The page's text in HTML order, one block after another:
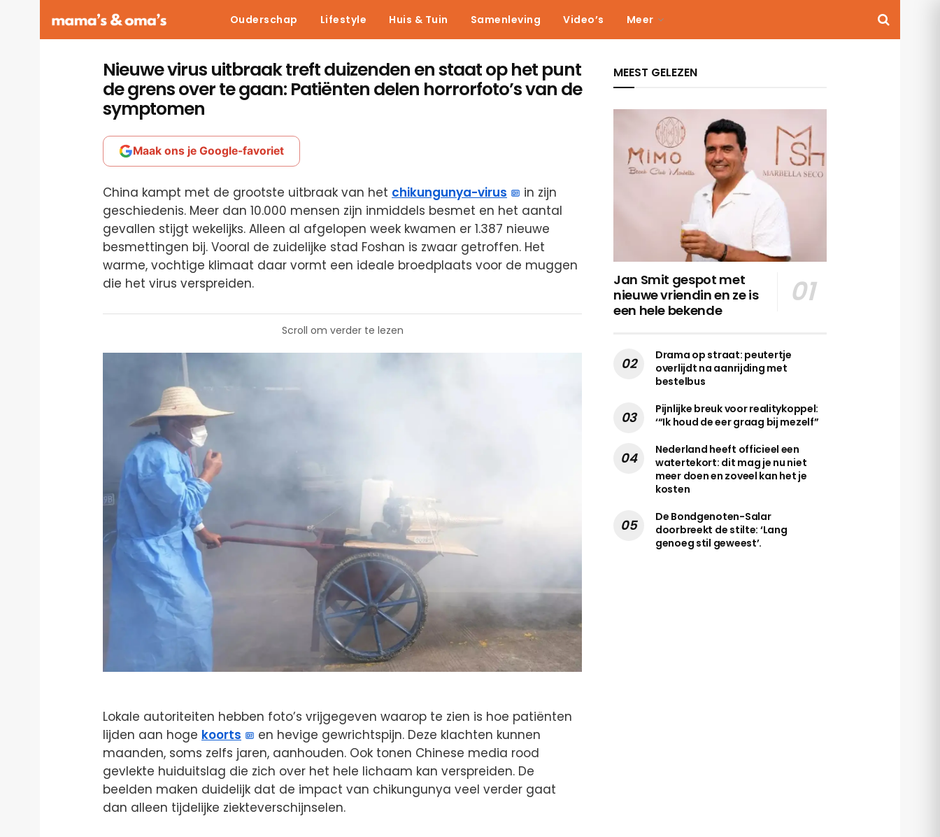
Ouderschap Lifestyle Huis & Tuin Samenleving Video’s Meer
Nieuwe virus uitbraak treft duizenden en staat op het punt
de grens over te gaan: Patiënten delen horrorfoto’s van de
symptomen
Maak ons je Google-favoriet
China kampt met de grootste uitbraak van het chikungunya-virus
in zijn
geschiedenis. Meer dan 10.000 mensen zijn inmiddels besmet en het aantal
gevallen stijgt wekelijks. Alleen al afgelopen week kwamen er 1.387 nieuwe
besmettingen bij. Vooral de zuidelijke stad Foshan is zwaar getroffen. Het
warme, vochtige klimaat daar vormt een ideale broedplaats voor de muggen
die het virus verspreiden.
Scroll om verder te lezen
Lokale autoriteiten hebben foto’s vrijgegeven waarop te zien is hoe patiënten
lijden aan hoge koorts
en hevige gewrichtspijn. Deze klachten kunnen
maanden, soms zelfs jaren, aanhouden. Ook tonen Chinese media rood
gevlekte huiduitslag die zich over het hele lichaam kan verspreiden. De
beelden maken duidelijk dat de impact van chikungunya veel verder gaat
dan alleen tijdelijke ziekteverschijnselen.
MEEST GELEZEN
Jan Smit gespot met
nieuwe vriendin en ze is
een hele bekende
Drama op straat: peutertje
overlijdt na aanrijding met
bestelbus
Pijnlijke breuk voor realitykoppel:
‘“Ik houd de eer graag bij mezelf”
Nederland heeft officieel een
watertekort: dit mag je nu niet
meer doen en zoveel kan het je
kosten
De Bondgenoten-Salar
doorbreekt de stilte: ‘Lang
genoeg stil geweest’.